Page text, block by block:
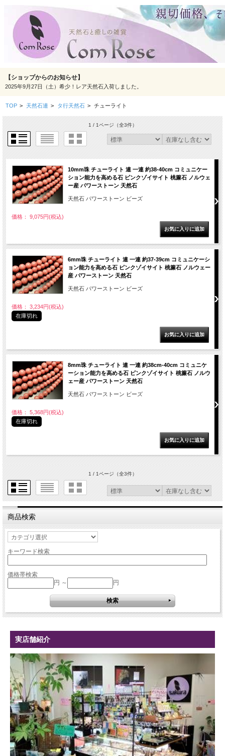
【ショップからのお知らせ】
2025年9月27日（土）希少！レア天然石入荷しました。
TOP > 天然石連 > タ行天然石 > チューライト
1 / 1ページ（全3件）
10mm珠 チューライト 連 一連 約38-40cm コミュニケー
ション能力を高める石 ピンクゾイサイト 桃簾石 ノルウェ
ー産 パワーストーン 天然石
天然石 パワーストーン ビーズ
価格： 9,075円(税込)
6mm珠 チューライト 連 一連 約37-39cm コミュニケーシ
ョン能力を高める石 ピンクゾイサイト 桃簾石 ノルウェー
産 パワーストーン 天然石
天然石 パワーストーン ビーズ
価格： 3,234円(税込)
在庫切れ
8mm珠 チューライト 連 一連 約38cm-40cm コミュニケ
ーション能力を高める石 ピンクゾイサイト 桃簾石 ノルウ
ェー産 パワーストーン 天然石
天然石 パワーストーン ビーズ
価格： 5,368円(税込)
在庫切れ
1 / 1ページ（全3件）
商品検索
キーワード検索
価格帯検索
円 ～
円
実店舗紹介